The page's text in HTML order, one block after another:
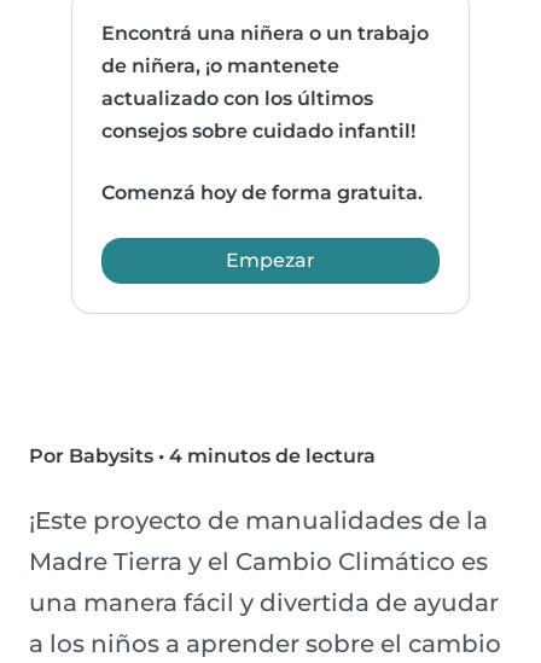
Encontrá una niñera o un trabajo
de niñera, ¡o mantenete
actualizado con los últimos
consejos sobre cuidado infantil!
Comenzá hoy de forma gratuita.
Empezar
Por Babysits • 4 minutos de lectura
¡Este proyecto de manualidades de la
Madre Tierra y el Cambio Climático es
una manera fácil y divertida de ayudar
a los niños a aprender sobre el cambio